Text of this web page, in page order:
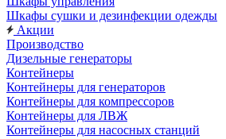
Шкафы сушки и дезинфекции одежды
Акции
Производство
Дизельные генераторы
Контейнеры
Контейнеры для генераторов
Контейнеры для компрессоров
Контейнеры для ЛВЖ
Контейнеры для насосных станций